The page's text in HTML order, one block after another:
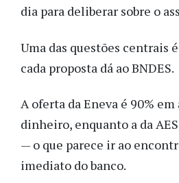
dia para deliberar sobre o
Uma das questões centrais
cada proposta dá ao BNDES.
A oferta da Eneva é 90% em
dinheiro, enquanto a da
— o que parece ir ao
imediato do banco.